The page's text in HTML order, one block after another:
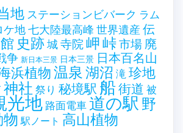
地 ステーションビバーク ラム
ケ地七大陸最高峰 世界遺産 伝
史跡城寺院岬峠市場 廃
争 新日本三景 日本三景 日本百名山
浜植物温泉湖沼 滝 珍地
神社 祭り 秘境駅 船街道 被
光地 路面電車道の駅 野
駅ノート 高山植物